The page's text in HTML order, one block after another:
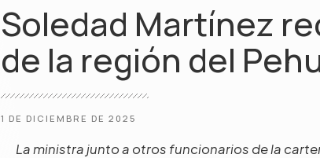
Soledad Martínez
de la región del
1 DE DICIEMBRE DE 2025
La ministra junto a otros funcionarios de la